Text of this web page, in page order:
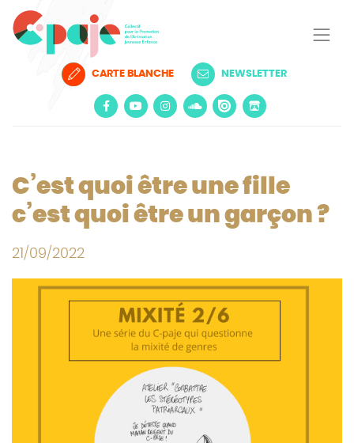
CARTE BLANCHE NEWSLETTER
C’est quoi être une fille
c’est quoi être un garçon ?
21/09/2022